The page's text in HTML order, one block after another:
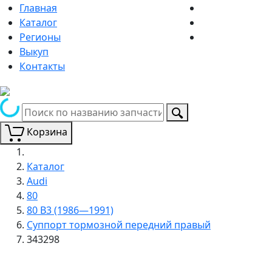
Главная
Каталог
Регионы
Выкуп
Контакты
Корзина
Каталог
Audi
80
80 B3 (1986—1991)
Суппорт тормозной передний правый
343298